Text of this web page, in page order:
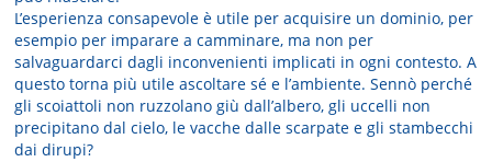
L’esperienza consapevole è utile per acquisire un dominio, per
esempio per imparare a camminare, ma non per
salvaguardarci dagli inconvenienti implicati in ogni contesto. A
questo torna più utile ascoltare sé e l’ambiente. Sennò perché
gli scoiattoli non ruzzolano giù dall’albero, gli uccelli non
precipitano dal cielo, le vacche dalle scarpate e gli stambecchi
dai dirupi?